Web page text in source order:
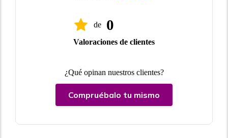
de 0
Valoraciones de clientes
¿Qué opinan nuestros clientes?
Compruébalo tu mismo